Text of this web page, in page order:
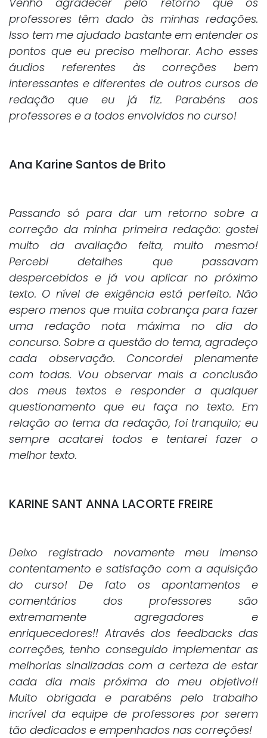
professores têm dado às minhas redações.
Isso tem me ajudado bastante em entender os
pontos que eu preciso melhorar. Acho esses
áudios referentes às correções bem
interessantes e diferentes de outros cursos de
redação que eu já fiz. Parabéns aos
professores e a todos envolvidos no curso!
Ana Karine Santos de Brito
Passando só para dar um retorno sobre a
correção da minha primeira redação: gostei
muito da avaliação feita, muito mesmo!
Percebi detalhes que passavam
despercebidos e já vou aplicar no próximo
texto. O nível de exigência está perfeito. Não
espero menos que muita cobrança para fazer
uma redação nota máxima no dia do
concurso. Sobre a questão do tema, agradeço
cada observação. Concordei plenamente
com todas. Vou observar mais a conclusão
dos meus textos e responder a qualquer
questionamento que eu faça no texto. Em
relação ao tema da redação, foi tranquilo; eu
sempre acatarei todos e tentarei fazer o
melhor texto.
KARINE SANT ANNA LACORTE FREIRE
Deixo registrado novamente meu imenso
contentamento e satisfação com a aquisição
do curso! De fato os apontamentos e
comentários dos professores são
extremamente agregadores e
enriquecedores!! Através dos feedbacks das
correções, tenho conseguido implementar as
melhorias sinalizadas com a certeza de estar
cada dia mais próxima do meu objetivo!!
Muito obrigada e parabéns pelo trabalho
incrível da equipe de professores por serem
tão dedicados e empenhados nas correções!